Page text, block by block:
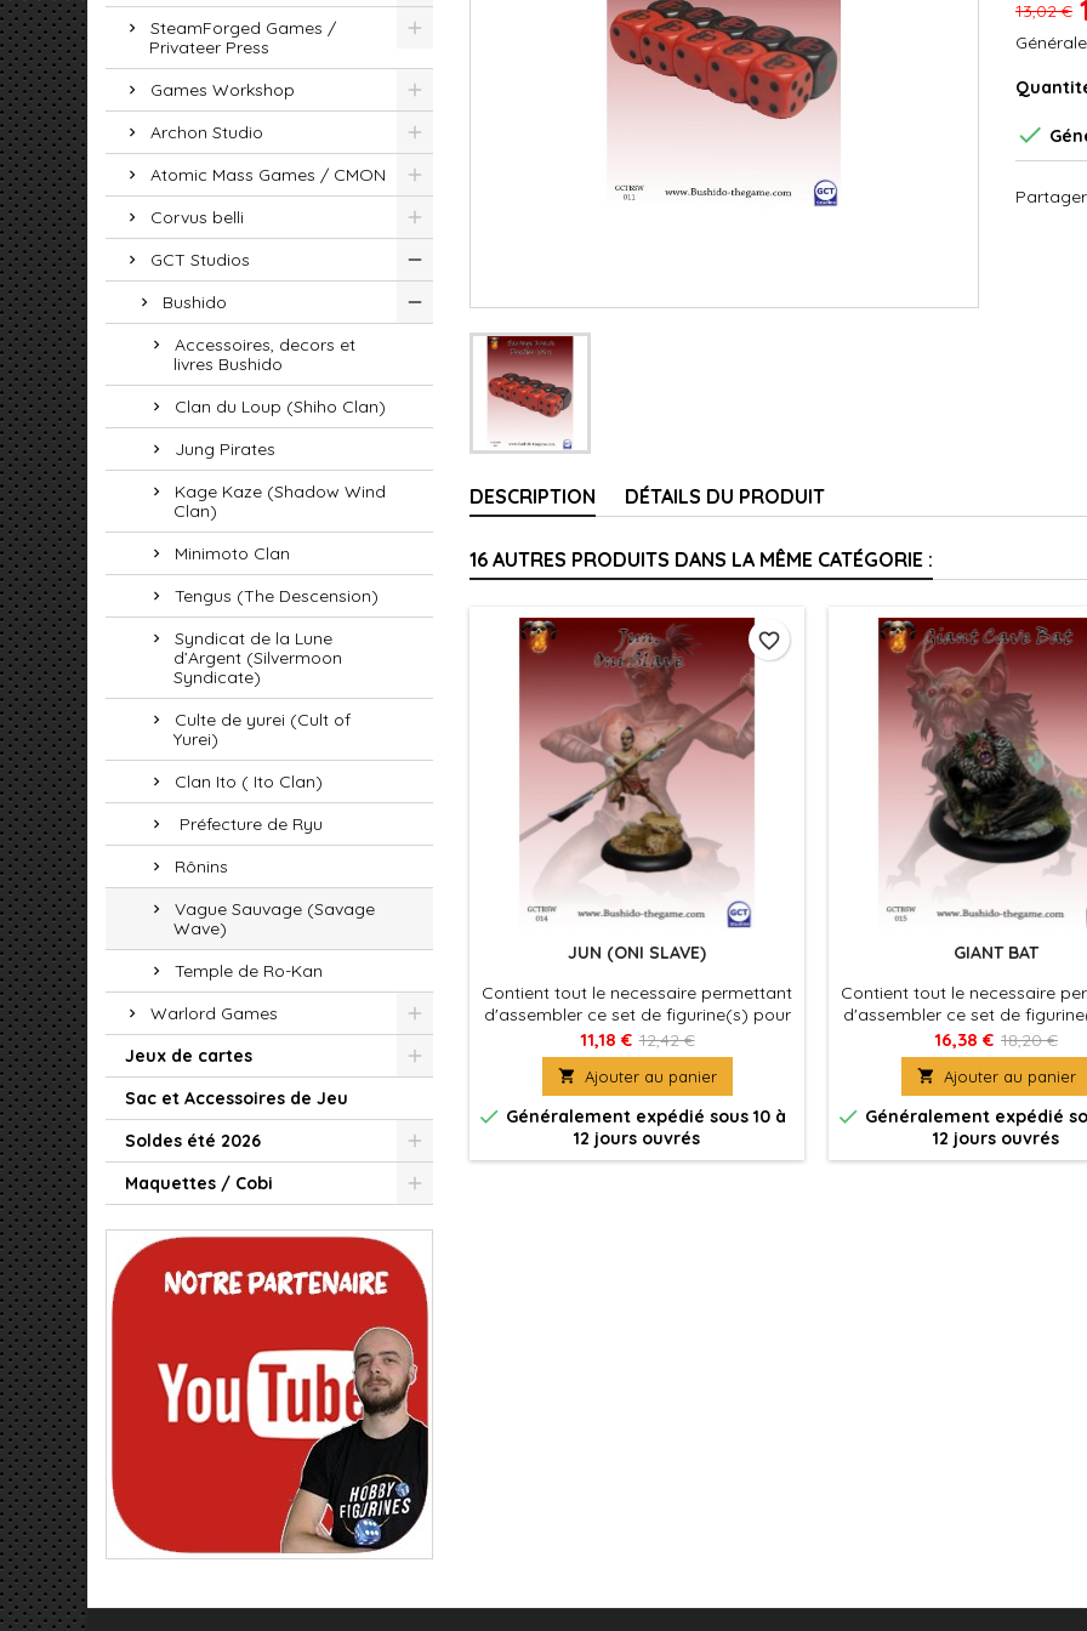
SteamForged Games /
Privateer Press
Games Workshop
Archon Studio
Atomic Mass Games / CMON
Corvus belli
GCT Studios
Bushido
Accessoires, decors et
livres Bushido
Clan du Loup (Shiho Clan)
Jung Pirates
Kage Kaze (Shadow Wind
Clan)
Minimoto Clan
Tengus (The Descension)
Syndicat de la Lune
d’Argent (Silvermoon
Syndicate)
Culte de yurei (Cult of
Yurei)
Clan Ito ( Ito Clan)
Préfecture de Ryu
Rônins
Vague Sauvage (Savage
Wave)
Temple de Ro-Kan
Warlord Games
Jeux de cartes
Sac et Accessoires de Jeu
Soldes été 2026
Maquettes / Cobi
13,02 €

Partager
DESCRIPTION DÉTAILS DU PRODUIT
16 AUTRES PRODUITS DANS LA MÊME CATÉGORIE :
JUN (ONI SLAVE)
Contient tout le necessaire permettant
d'assembler ce set de figurine(s) pour
le jeu Bushido, produit fournies avec
leurs socles en plastique. Figurine(s) à
peindre et à assembler
11,18 € 12,42 €
 Ajouter au panier
 Généralement expédié sous 10 à
12 jours ouvrés
favorite_border
GIANT BAT
Contient tout le necessaire
d'assembler ce set de
le jeu Bushido, produit
leurs socles en plastique.
peindre et à assembler
16,38 € 18,20 €
 Ajouter au panier
 Généralement expédié
12 jours ouvrés